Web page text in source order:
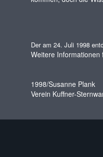
Der am 24. Juli 1998
Weitere Informationen
1998/Susanne Plank
Verein Kuffner-